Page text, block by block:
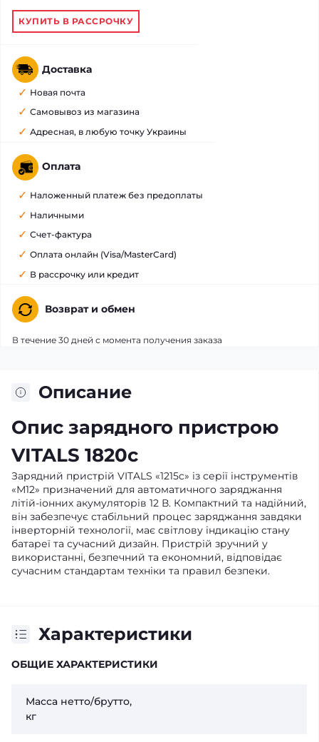
КУПИТЬ В РАССРОЧКУ
Доставка
Новая почта
Самовывоз из магазина
Адресная, в любую точку Украины
Оплата
Наложенный платеж без предоплаты
Наличными
Счет-фактура
Оплата онлайн (Visa/MasterCard)
В рассрочку или кредит
Возврат и обмен
В течение 30 дней с момента получения заказа
Описание
Опис зарядного пристрою
VITALS 1820c
Зарядний пристрій VITALS «1215c» із серії інструментів
«М12» призначений для автоматичного заряджання
літій-іонних акумуляторів 12 В. Компактний та надійний,
він забезпечує стабільний процес заряджання завдяки
інверторній технології, має світлову індикацію стану
батареї та сучасний дизайн. Пристрій зручний у
використанні, безпечний та економний, відповідає
сучасним стандартам техніки та правил безпеки.
Характеристики
ОБЩИЕ ХАРАКТЕРИСТИКИ
Масса нетто/брутто,
кг